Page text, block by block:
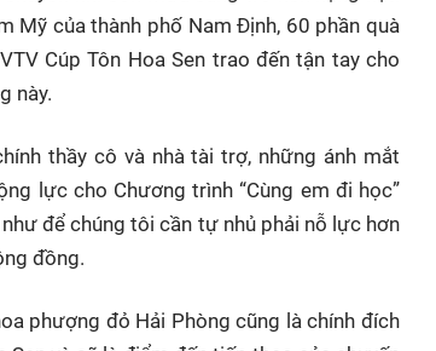
Mỹ của thành phố Nam Định, 60 phần quà
Cúp Tôn Hoa Sen trao đến tận tay cho
này.
thầy cô và nhà tài trợ, những ánh mắt
lực cho Chương trình “Cùng em đi học”
để chúng tôi cần tự nhủ phải nỗ lực hơn
đồng.
phượng đỏ Hải Phòng cũng là chính đích